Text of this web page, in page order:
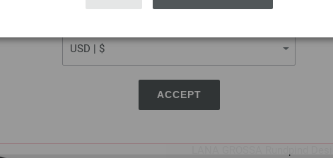
ACCEPT
Sæt på ønskeseddel
Rundpind Design Træ
LANA GROSSA Rundpind